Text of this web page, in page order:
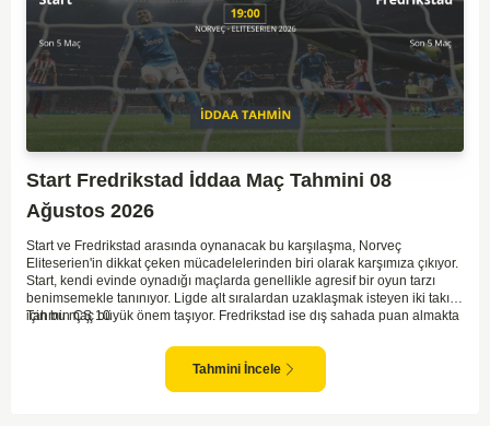
Start Fredrikstad İddaa Maç Tahmini 08
Ağustos 2026
Start ve Fredrikstad arasında oynanacak bu karşılaşma, Norveç
Eliteserien'in dikkat çeken mücadelelerinden biri olarak karşımıza çıkıyor.
Start, kendi evinde oynadığı maçlarda genellikle agresif bir oyun tarzı
benimsemekle tanınıyor. Ligde alt sıralardan uzaklaşmak isteyen iki takım
için bu maç büyük önem taşıyor. Fredrikstad ise dış sahada puan almakta
mücadelede zorluk çıkartabilir. Maçın temposunun yüksek olacağını ve
her iki takımın da sonuca gitmeye odaklanacağını düşünüyorum.
Tahmin ÇŞ 10
Tahmini İncele